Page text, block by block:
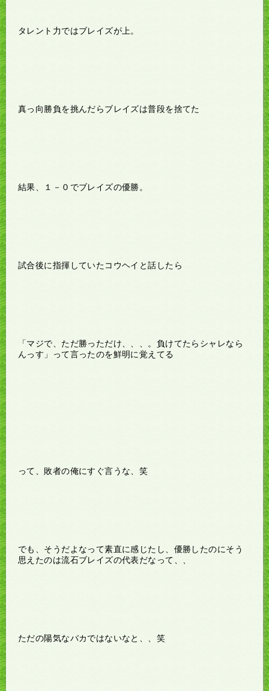
タレント力ではブレイズが上。
真っ向勝負を挑んだらブレイズは普段を捨てた
結果、１－０でブレイズの優勝。
試合後に指揮していたコウヘイと話したら
「マジで、ただ勝っただけ、、、。負けてたらシャレなら
んっす」って言ったのを鮮明に覚えてる
って、敗者の俺にすぐ言うな、笑
でも、そうだよなって素直に感じたし、優勝したのにそう
思えたのは流石ブレイズの代表だなって、、
ただの陽気なバカではないなと、、笑